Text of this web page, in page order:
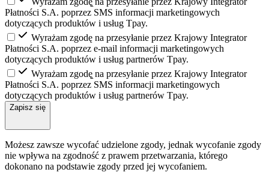
Płatności S.A. poprzez SMS informacji marketingowych
dotyczących produktów i usług Tpay.
Wyrażam zgodę na przesyłanie przez Krajowy Integrator
Płatności S.A. poprzez e-mail informacji marketingowych
dotyczących produktów i usług partnerów Tpay.
Wyrażam zgodę̨ na przesyłanie przez Krajowy Integrator
Płatności S.A. poprzez SMS informacji marketingowych
dotyczących produktów i usług partnerów Tpay.
Zapisz się
Możesz zawsze wycofać udzielone zgody, jednak wycofanie zgody
nie wpływa na zgodność z prawem przetwarzania, którego
dokonano na podstawie zgody przed jej wycofaniem.